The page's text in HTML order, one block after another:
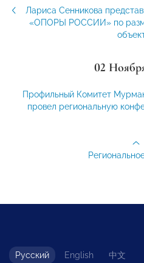
Лариса Сенникова
«ОПОРЫ РОССИИ» по
02
Профильный Комитет
провел региональную
Русский English 中文